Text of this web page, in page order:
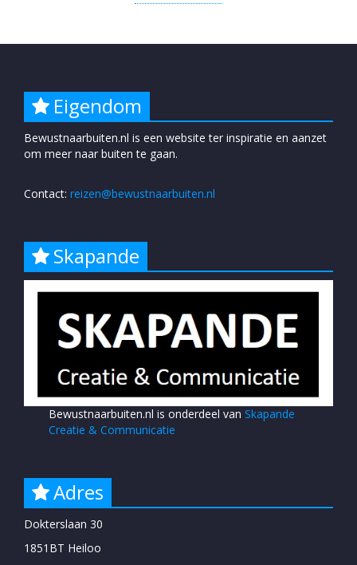
Eigendom
Bewustnaarbuiten.nl is een website ter inspiratie en aanzet
om meer naar buiten te gaan.
Contact: reizen@bewustnaarbuiten.nl
Skapande
Bewustnaarbuiten.nl is onderdeel vanSkapande
Creatie & Communicatie
Adres
Dokterslaan 30
1851BT Heiloo